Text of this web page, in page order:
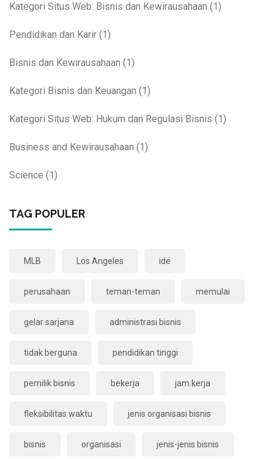
Kategori Situs Web: Bisnis dan Kewirausahaan (1)
Pendidikan dan Karir (1)
Bisnis dan Kewirausahaan (1)
Kategori Bisnis dan Keuangan (1)
Kategori Situs Web: Hukum dan Regulasi Bisnis (1)
Business and Kewirausahaan (1)
Science (1)
TAG POPULER
MLB Los Angeles ide
perusahaan teman-teman memulai
gelar sarjana administrasi bisnis
tidak berguna pendidikan tinggi
pemilik bisnis bekerja jam kerja
fleksibilitas waktu jenis organisasi bisnis
bisnis organisasi jenis-jenis bisnis